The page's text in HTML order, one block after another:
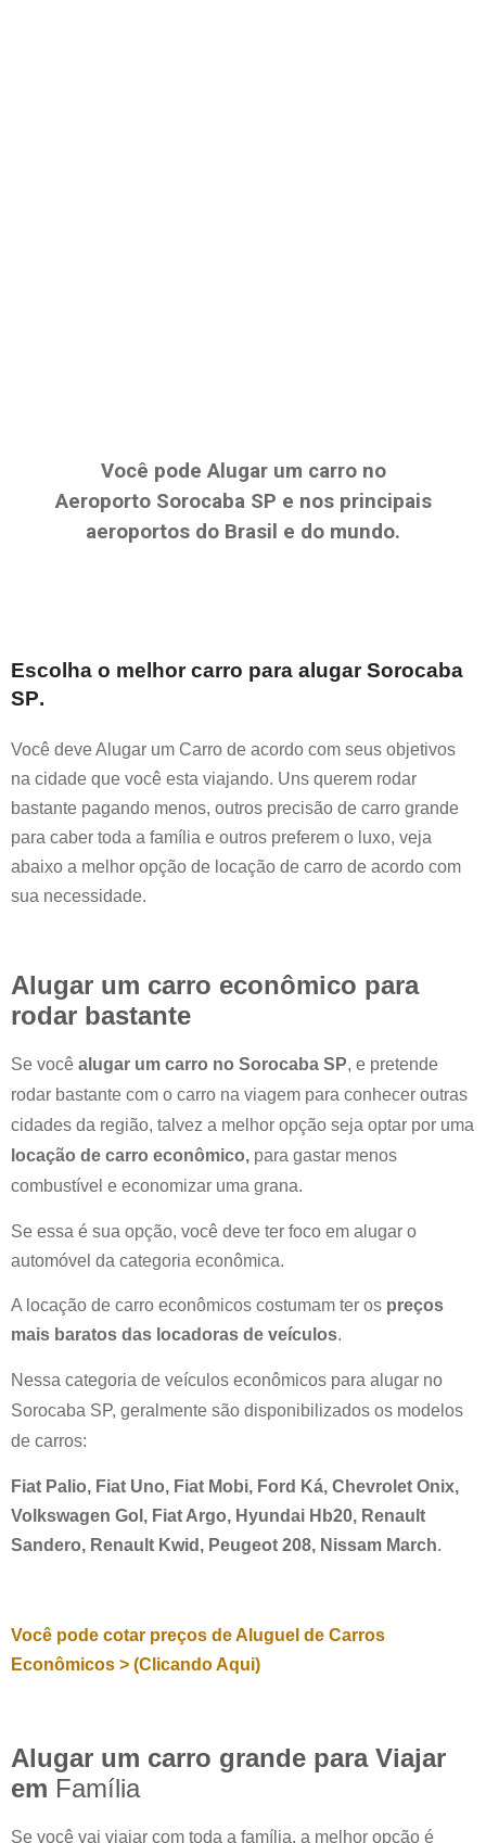
Você pode Alugar um carro no
Aeroporto Sorocaba SP e nos principais
aeroportos do Brasil e do mundo.
Escolha o melhor carro para alugarSorocaba
SP.
Você deve Alugar um Carro de acordo com seus objetivos
na cidade que você esta viajando. Uns querem rodar
bastante pagando menos, outros precisão de carro grande
para caber toda a família e outros preferem o luxo, veja
abaixo a melhor opção de locação de carro de acordo com
sua necessidade.
Alugar um carro econômico para
rodar bastante
Se você alugar um carro no Sorocaba SP, e pretende
rodar bastante com o carro na viagem para conhecer outras
cidades da região, talvez a melhor opção seja optar por uma
locação de carro econômico, para gastar menos
combustível e economizar uma grana.
Se essa é sua opção, você deve ter foco em alugar o
automóvel da categoria econômica.
A locação de carro econômicos costumam ter os preços
mais baratos das locadoras de veículos.
Nessa categoria de veículos econômicos para alugar no
Sorocaba SP, geralmente são disponibilizados os modelos
de carros:
Fiat Palio, Fiat Uno, Fiat Mobi, Ford Ká, Chevrolet Onix,
Volkswagen Gol, Fiat Argo, Hyundai Hb20, Renault
Sandero, Renault Kwid, Peugeot 208, Nissam March.
Você pode cotar preços de Aluguel de Carros
Econômicos > (Clicando Aqui)
Alugar um carro grande para Viajar
em Família
Se você vai viajar com toda a família, a melhor opção é